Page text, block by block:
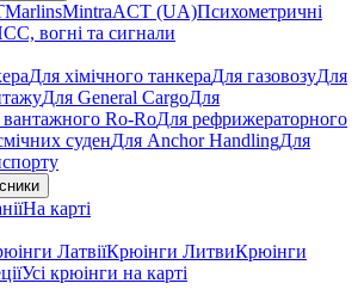
MarlinsMintraACT (UA)Психометричні
вогні та сигнали
Для хімічного танкераДля газовозуДля
Для General CargoДля
Ro-RoДля рефрижераторного
суденДля Anchor HandlingДля
На карті
ЛатвіїКрюінги ЛитвиКрюінги
Усі крюінги на карті